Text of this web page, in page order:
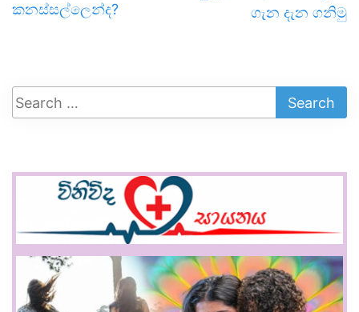
කනස්සල්ලෙන්ද?
ගැන දැන ගනිමු